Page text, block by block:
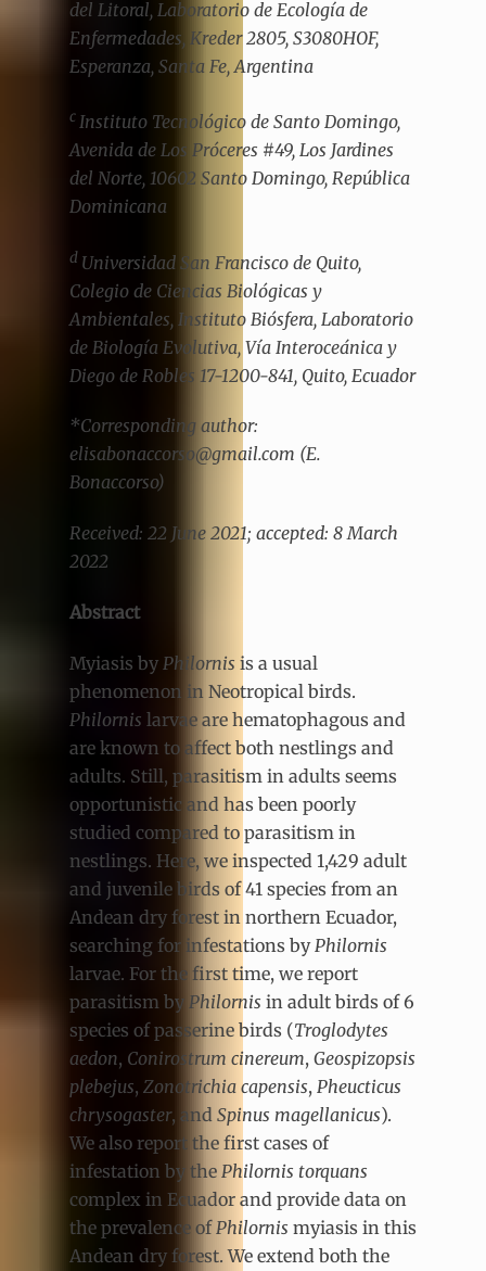
del Litoral, Laboratorio de Ecología de
Enfermedades, Kreder 2805, S3080HOF,
Esperanza, Santa Fe, Argentina
cInstituto Tecnológico de Santo Domingo,
Avenida de Los Próceres #49, Los Jardines
del Norte, 10602 Santo Domingo, República
Dominicana
d Universidad San Francisco de Quito,
Colegio de Ciencias Biológicas y
Ambientales, Instituto Biósfera, Laboratorio
de Biología Evolutiva, Vía Interoceánica y
Diego de Robles 17-1200-841, Quito, Ecuador
*Corresponding author:
elisabonaccorso@gmail.com (E.
Bonaccorso)
Received: 22 June 2021; accepted: 8 March
2022
Abstract
Myiasis by Philornis is a usual
phenomenon in Neotropical birds.
Philornis larvae are hematophagous and
are known to affect both nestlings and
adults. Still, parasitism in adults seems
opportunistic and has been poorly
studied compared to parasitism in
nestlings. Here, we inspected 1,429 adult
and juvenile birds of 41 species from an
Andean dry forest in northern Ecuador,
searching for infestations by Philornis
larvae. For the first time, we report
parasitism by Philornis in adult birds of 6
species of passerine birds (Troglodytes
aedon, Conirostrum cinereum, Geospizopsis
plebejus, Zonotrichia capensis, Pheucticus
chrysogaster, and Spinus magellanicus).
We also report the first cases of
infestation by the Philornis torquans
complex in Ecuador and provide data on
the prevalence of Philornis myiasis in this
Andean dry forest. We extend both the